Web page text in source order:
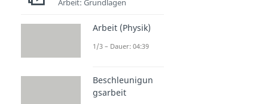
Arbeit: Grundlagen
Arbeit (Physik)
1/3 – Dauer: 04:39
Beschleunigun
gsarbeit